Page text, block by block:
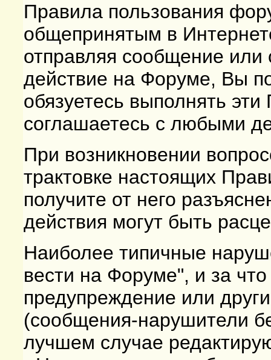
Правила пользования
общепринятым в
отправляя сообщение
действие на Форуме, Вы
обязуетесь выполнять
соглашаетесь с любыми
При возникновении
трактовке настоящих
получите от него
действия могут быть
Наиболее типичные
вести на Форуме", и за
предупреждение или
(сообщения-нарушители
лучшем случае